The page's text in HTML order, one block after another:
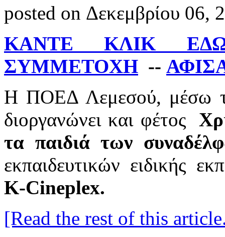
posted on Δεκεμβρίου 06,
ΚΑΝΤΕ ΚΛΙΚ
ΣΥΜΜΕΤΟΧΗ --
Η ΠΟΕΔ Λεμεσού, μέσω
διοργανώνει και φέτος
τα παιδιά των
εκπαιδευτικών ειδικής
K-Cineplex.
[Read the rest of this